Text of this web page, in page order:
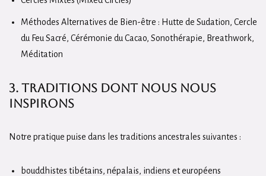
Méthodes Alternatives de Bien-être : Hutte de Sudation, Cercle
du Feu Sacré, Cérémonie du Cacao, Sonothérapie, Breathwork,
Méditation
3. Traditions dont nous nous
inspirons
Notre pratique puise dans les traditions ancestrales suivantes :
bouddhistes tibétains, népalais, indiens et européens